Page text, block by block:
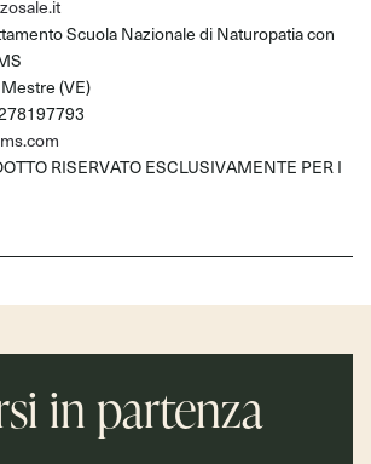
Scuola Nazionale di Naturopatia con
(VE)
RISERVATO ESCLUSIVAMENTE PER I
in partenza